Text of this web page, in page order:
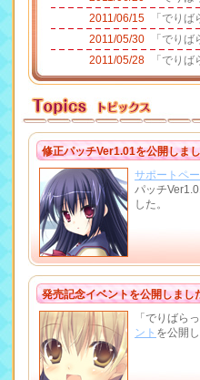
2011/06/15
「でりば
2011/05/30
「でりば
2011/05/28
「でりば
修正パッチVer1.01を公開しま
サポートペ
パッチ
した。
発売記念イベントを公開しまし
「でりばらっ
ント を公開し